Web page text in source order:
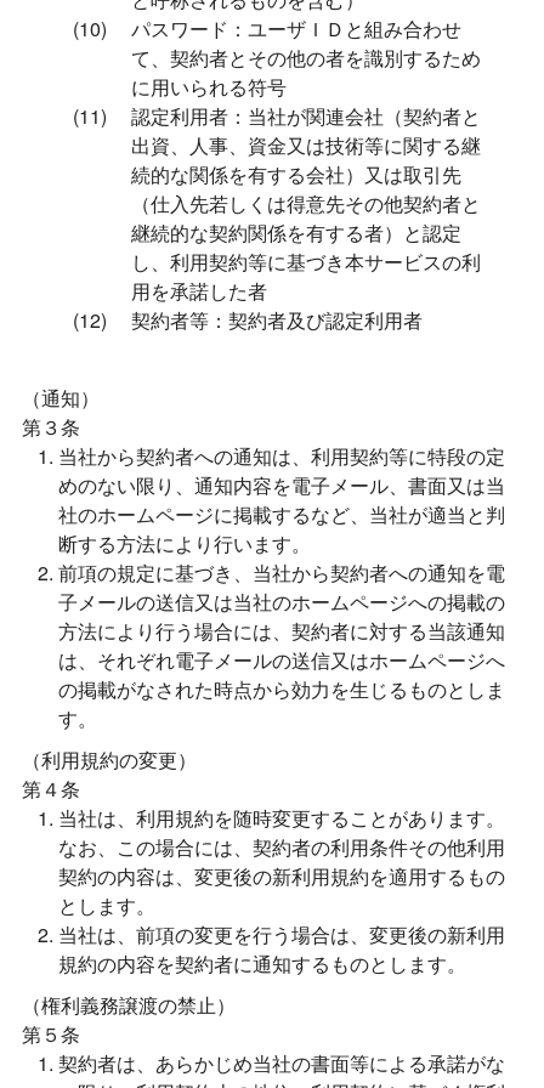
パスワード：ユーザＩＤと組み合わせ
て、契約者とその他の者を識別するため
に用いられる符号
認定利用者：当社が関連会社（契約者と
出資、人事、資金又は技術等に関する継
続的な関係を有する会社）又は取引先
（仕入先若しくは得意先その他契約者と
継続的な契約関係を有する者）と認定
し、利用契約等に基づき本サービスの利
用を承諾した者
契約者等：契約者及び認定利用者
（通知）
第３条
当社から契約者への通知は、利用契約等に特段の定
めのない限り、通知内容を電子メール、書面又は当
社のホームページに掲載するなど、当社が適当と判
断する方法により行います。
前項の規定に基づき、当社から契約者への通知を電
子メールの送信又は当社のホームページへの掲載の
方法により行う場合には、契約者に対する当該通知
は、それぞれ電子メールの送信又はホームページへ
の掲載がなされた時点から効力を生じるものとしま
す。
（利用規約の変更）
第４条
当社は、利用規約を随時変更することがあります。
なお、この場合には、契約者の利用条件その他利用
契約の内容は、変更後の新利用規約を適用するもの
とします。
当社は、前項の変更を行う場合は、変更後の新利用
規約の内容を契約者に通知するものとします。
（権利義務譲渡の禁止）
第５条
契約者は、あらかじめ当社の書面等による承諾がな